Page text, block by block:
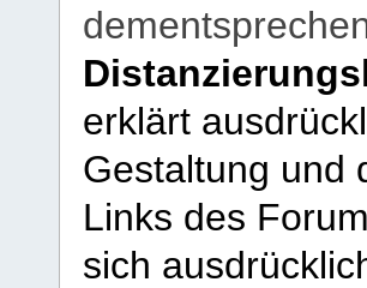
erklärt
Gestaltung und
Links des
sich